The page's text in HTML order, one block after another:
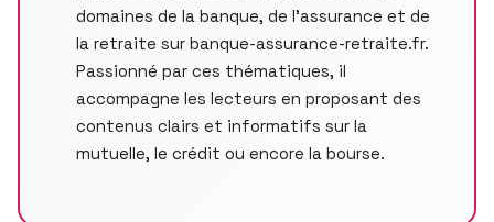
domaines de la banque, de l’assurance et de
la retraite sur banque-assurance-retraite.fr.
Passionné par ces thématiques, il
accompagne les lecteurs en proposant des
contenus clairs et informatifs sur la
mutuelle, le crédit ou encore la bourse.